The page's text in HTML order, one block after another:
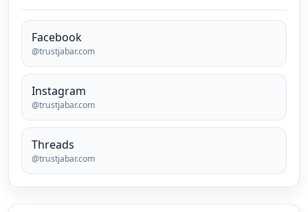
Facebook
@trustjabar.com
Instagram
@trustjabar.com
Threads
@trustjabar.com